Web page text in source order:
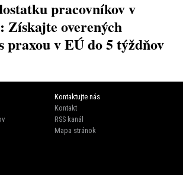
pracovníkov v
Získajte overených
praxou v EÚ do 5 týždňov
Kontaktujte nás
Kontakt
RSS kanál
Mapa stránok